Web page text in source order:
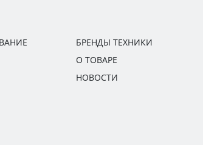
БРЕНДЫ ТЕХНИКИ
О ТОВАРЕ
НОВОСТИ